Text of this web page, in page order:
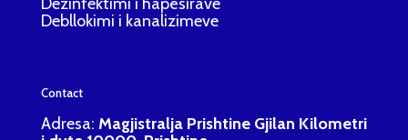
Debllokimi i kanalizimeve
Contact
Adresa: Magjistralja Prishtine Gjilan Kilometri